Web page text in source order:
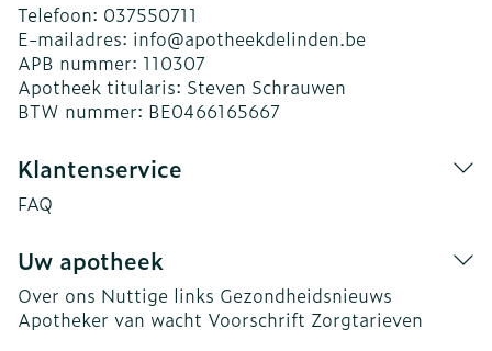
Telefoon: 037550711
E-mailadres: info@apotheekdelinden.be
APB nummer: 110307
Apotheek titularis: Steven Schrauwen
BTW nummer: BE0466165667
Klantenservice
FAQ
Uw apotheek
Over ons Nuttige links Gezondheidsnieuws
Apotheker van wacht Voorschrift Zorgtarieven